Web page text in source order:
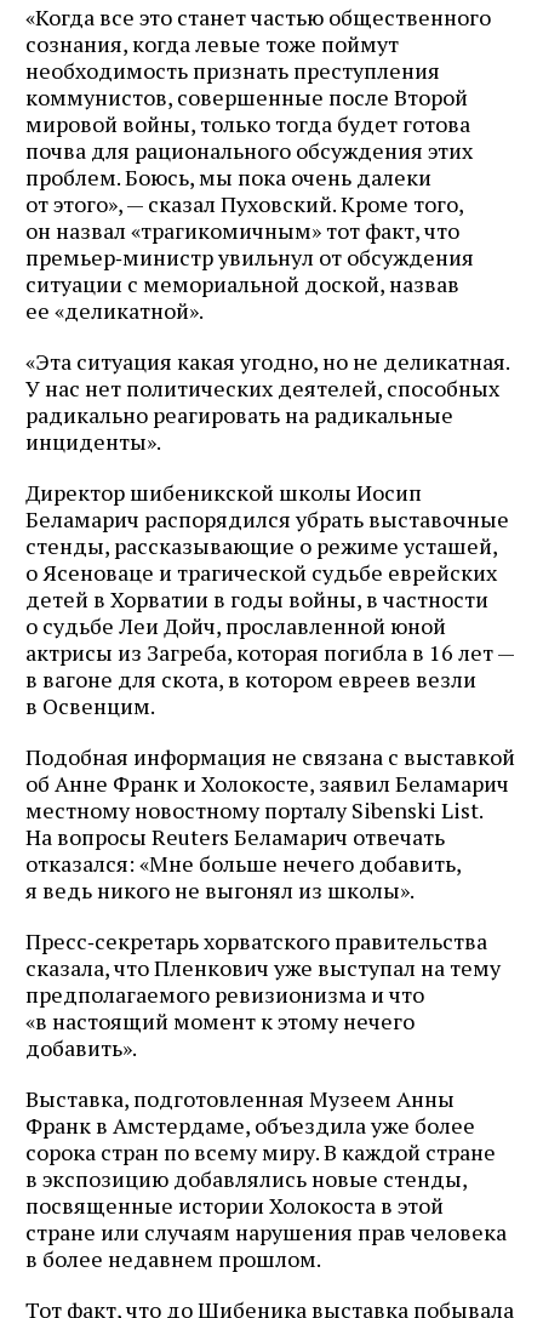
«Когда все это станет частью общественного
сознания, когда левые тоже поймут
необходимость признать преступления
коммунистов, совершенные после Второй
мировой войны, только тогда будет готова
почва для рационального обсуждения этих
проблем. Боюсь, мы пока очень далеки
от этого», — сказал Пуховский. Кроме того,
он назвал «трагикомичным» тот факт, что
премьер‑министр увильнул от обсуждения
ситуации с мемориальной доской, назвав
ее «деликатной».
«Эта ситуация какая угодно, но не деликатная.
У нас нет политических деятелей, способных
радикально реагировать на радикальные
инциденты».
Директор шибеникской школы Иосип
Беламарич распорядился убрать выставочные
стенды, рассказывающие о режиме усташей,
о Ясеноваце и трагической судьбе еврейских
детей в Хорватии в годы войны, в частности
о судьбе Леи Дойч, прославленной юной
актрисы из Загреба, которая погибла в 16 лет —
в вагоне для скота, в котором евреев везли
в Освенцим.
Подобная информация не связана с выставкой
об Анне Франк и Холокосте, заявил Беламарич
местному новостному порталу Sibenski List.
На вопросы Reuters Беламарич отвечать
отказался: «Мне больше нечего добавить,
я ведь никого не выгонял из школы».
Пресс‑секретарь хорватского правительства
сказала, что Пленкович уже выступал на тему
предполагаемого ревизионизма и что
«в настоящий момент к этому нечего
добавить».
Выставка, подготовленная Музеем Анны
Франк в Амстердаме, объездила уже более
сорока стран по всему миру. В каждой стране
в экспозицию добавлялись новые стенды,
посвященные истории Холокоста в этой
стране или случаям нарушения прав человека
в более недавнем прошлом.
Тот факт, что до Шибеника выставка побывала